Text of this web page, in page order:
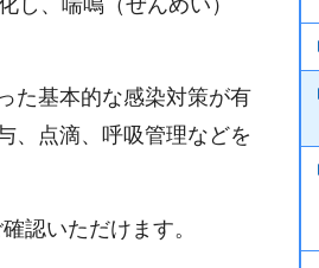
た基本的な感染対策が有
、点滴、呼吸管理などを
認いただけます。